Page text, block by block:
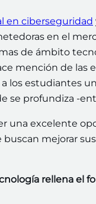
en ciberseguridad
en el
de ámbito
mención de
los estudiantes
se profundiza -
una excelente
mejorar
rellena el